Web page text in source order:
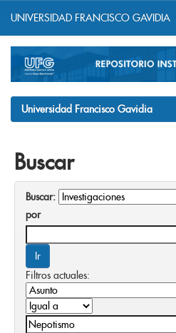
navigation
UNIVERSIDAD FRANCISCO GAVIDIA
Universidad Francisco Gavidia
Buscar
Buscar:
por
Filtros actuales: